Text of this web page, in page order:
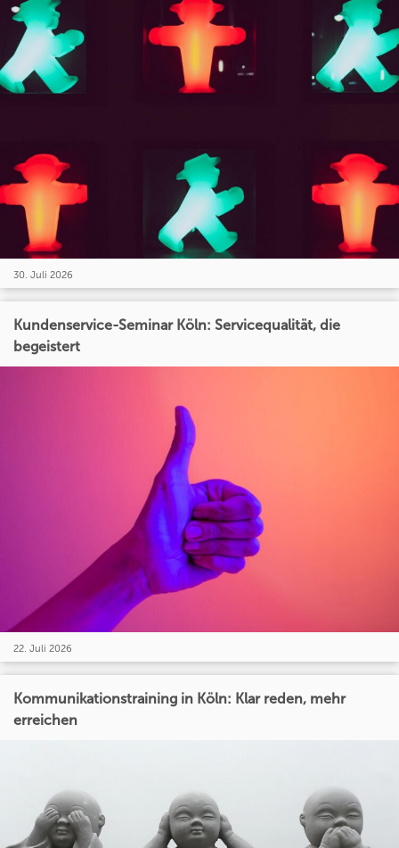
30. Juli 2026
Kundenservice-Seminar Köln: Servicequalität, die
begeistert
22. Juli 2026
Kommunikationstraining in Köln: Klar reden, mehr
erreichen